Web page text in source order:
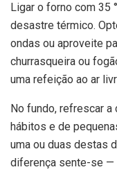
Ligar o forno com 35
desastre térmico.
ondas ou aproveite
churrasqueira ou
uma refeição ao ar
No fundo, refrescar a
hábitos e de
uma ou duas destas
diferença sente-se —